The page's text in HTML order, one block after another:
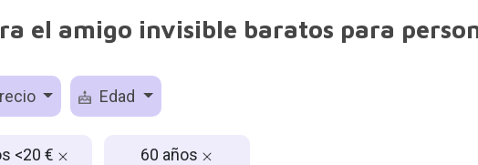
el amigo invisible baratos para
Edad
<20 € 60 años